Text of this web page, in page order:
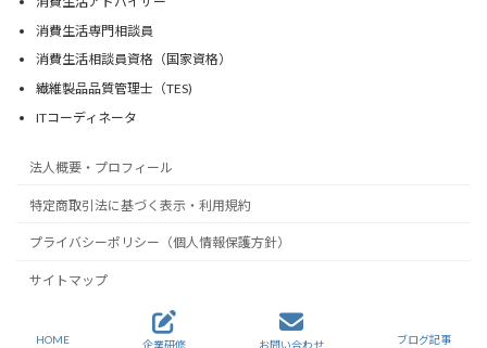
消費生活専門相談員
消費生活相談員資格（国家資格）
繊維製品品質管理士（TES)
ITコーディネータ
法人概要・プロフィール
特定商取引法に基づく表示・利用規約
プライバシーポリシー（個人情報保護方針）
サイトマップ
Copyright © 一般社団法人はりまコーチング協会 All Rights Reserved.
HOME 企業研修 お問い合わせ ブログ記事